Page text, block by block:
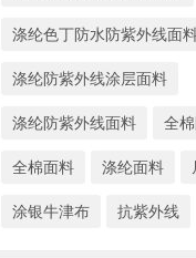
涤纶色丁防水防紫外线面
涤纶防紫外线涂层面料
涤纶防紫外线面料 全
全棉面料 涤纶面料
涂银牛津布 抗紫外线